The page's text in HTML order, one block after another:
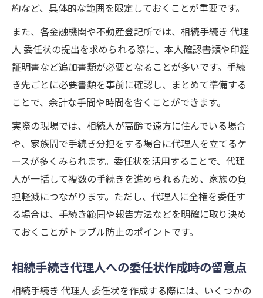
約など、具体的な範囲を限定しておくことが重要です。
また、各金融機関や不動産登記所では、相続手続き 代理
人 委任状の提出を求められる際に、本人確認書類や印鑑
証明書など追加書類が必要となることが多いです。手続
き先ごとに必要書類を事前に確認し、まとめて準備する
ことで、余計な手間や時間を省くことができます。
実際の現場では、相続人が高齢で遠方に住んでいる場合
や、家族間で手続き分担をする場合に代理人を立てるケ
ースが多くみられます。委任状を活用することで、代理
人が一括して複数の手続きを進められるため、家族の負
担軽減につながります。ただし、代理人に全権を委任す
る場合は、手続き範囲や報告方法などを明確に取り決め
ておくことがトラブル防止のポイントです。
相続手続き代理人への委任状作成時の留意点
相続手続き 代理人 委任状を作成する際には、いくつかの